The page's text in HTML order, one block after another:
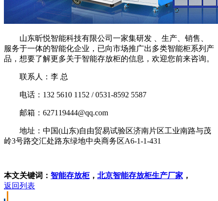
山东昕悦智能科技有限公司一家集研发 、生产、销售、
服务于一体的智能化企业，已向市场推广出多类智能柜系列产
品，想要了解更多关于智能存放柜的信息，欢迎您前来咨询。
联系人：李 总
电话：132 5610 1152 / 0531-8592 5587
邮箱：627119444@qq.com
地址：中国(山东)自由贸易试验区济南片区工业南路与茂
岭3号路交汇处路东绿地中央商务区A6-1-1-431
本文关键词： 智能存放柜， 北京智能存放柜生产厂家 ，
返回列表